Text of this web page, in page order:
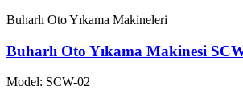
Buharlı Oto Yıkama Makineleri
Buharlı Oto Yıkama Makinesi
Model: SCW-02